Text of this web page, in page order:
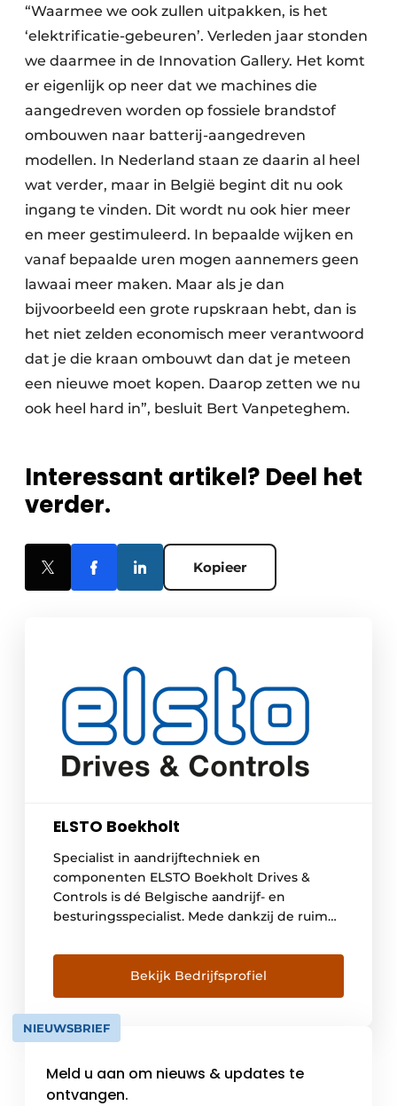
“Waarmee we ook zullen uitpakken, is het
‘elektrificatie-gebeuren’. Verleden jaar stonden
we daarmee in de Innovation Gallery. Het komt
er eigenlijk op neer dat we machines die
aangedreven worden op fossiele brandstof
ombouwen naar batterij-aangedreven
modellen. In Nederland staan ze daarin al heel
wat verder, maar in België begint dit nu ook
ingang te vinden. Dit wordt nu ook hier meer
en meer gestimuleerd. In bepaalde wijken en
vanaf bepaalde uren mogen aannemers geen
lawaai meer maken. Maar als je dan
bijvoorbeeld een grote rupskraan hebt, dan is
het niet zelden economisch meer verantwoord
dat je die kraan ombouwt dan dat je meteen
een nieuwe moet kopen. Daarop zetten we nu
ook heel hard in”, besluit Bert Vanpeteghem.
Interessant artikel? Deel het
verder.
Kopieer
ELSTO Boekholt
Specialist in aandrijftechniek en
componenten ELSTO Boekholt Drives &
Controls is dé Belgische aandrijf- en
besturingsspecialist. Mede dankzij de ruime
specialistische aandrijvingen en daarbij
behorende besturingsoplossingen is uw
product meestal snel voorhanden. Ook voor
gecompliceerde aandrijfsystemen is uw
vraagstuk onze uitdaging. ELSTO Boekholt
samen […]
Bekijk Bedrijfsprofiel
NIEUWSBRIEF
Meld u aan om nieuws & updates te
ontvangen.